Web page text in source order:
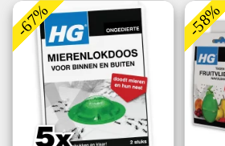
-67% -58%